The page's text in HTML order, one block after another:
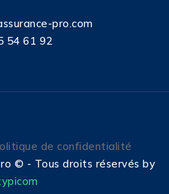
pro.com
54 61 92
de confidentialité
© - Tous droits réservés by